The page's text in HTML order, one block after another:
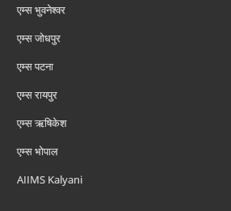
एम्‍स भुवनेश्वर
एम्‍स जोधपुर
एम्‍स पटना
एम्‍स रायपुर
एम्‍स ऋषिकेश
एम्‍स भोपाल
AIIMS Kalyani